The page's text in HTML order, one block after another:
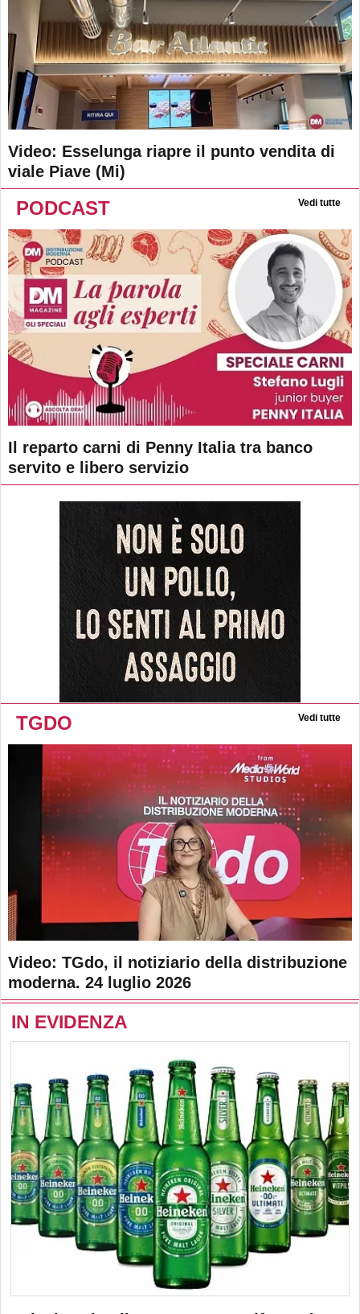
Video: Esselunga riapre il punto vendita di
viale Piave (Mi)
PODCAST Vedi tutte
Il reparto carni di Penny Italia tra banco
servito e libero servizio
TGDO Vedi tutte
Video: TGdo, il notiziario della distribuzione
moderna. 24 luglio 2026
IN EVIDENZA